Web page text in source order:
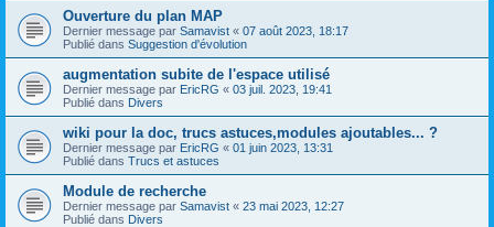
Ouverture du plan MAP
Dernier message par Samavist « 07 août 2023, 18:17
Publié dans Suggestion d'évolution
augmentation subite de l'espace utilisé
Dernier message par EricRG « 03 juil. 2023, 19:41
Publié dans Divers
wiki pour la doc, trucs astuces,modules ajoutables... ?
Dernier message par EricRG « 01 juin 2023, 13:31
Publié dans Trucs et astuces
Module de recherche
Dernier message par Samavist « 23 mai 2023, 12:27
Publié dans Divers